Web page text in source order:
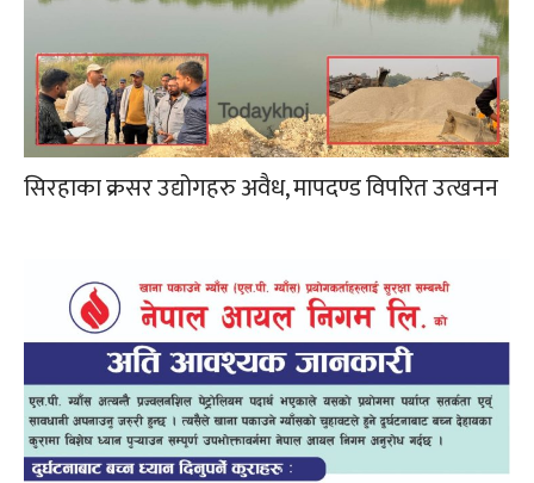
सिरहाका क्रसर उद्योगहरु अवैध, मापदण्ड विपरित उत्खनन